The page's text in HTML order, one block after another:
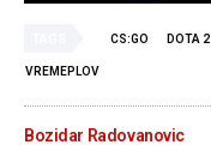
CS:GO DOTA 2
VREMEPLOV
Bozidar Radovanovic